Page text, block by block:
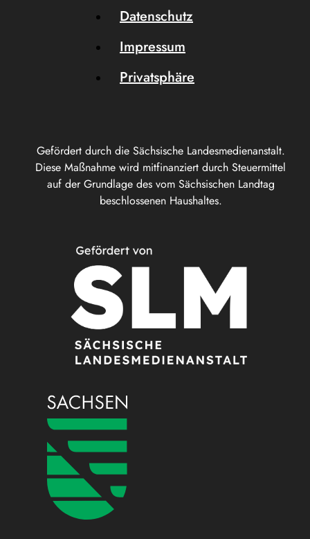
Gefördert durch die Sächsische Landesmedienanstalt.
Diese Maßnahme wird mitfinanziert durch Steuermittel
auf der Grundlage des vom Sächsischen Landtag
beschlossenen Haushaltes.
Datenschutz
Impressum
Privatsphäre